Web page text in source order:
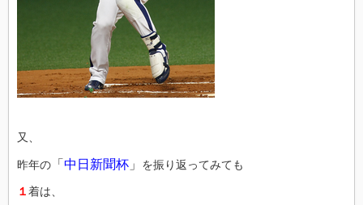
又、
昨年の 「 中日新聞杯 」 を振り返ってみても
１着は、